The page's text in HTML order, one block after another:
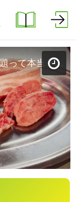
仙台厚切り牛タン･和牛焼肉食べ放題って本当？「和牛焼肉ジョ〜カー。」（青葉区中央）＃3【topoぐるめ】